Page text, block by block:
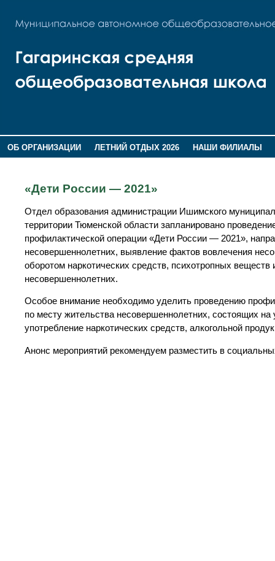
ОБ ОРГАНИЗАЦИИ ЛЕТНИЙ ОТДЫХ 2026
НАШИ ФИЛИАЛЫ
«Дети России — 2021»
Отдел образования администрации Ишимского
территории Тюменской области запланировано
профилактической операции «Дети России — 2021»,
несовершеннолетних, выявление фактов вовлечения
оборотом наркотических средств, психотропных
несовершеннолетних.
Особое внимание необходимо уделить проведению
по месту жительства несовершеннолетних, состоящих
употребление наркотических средств, алкогольной
Анонс мероприятий рекомендуем разместить в